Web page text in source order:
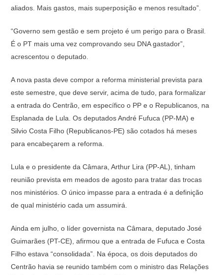
aliados. Mais gastos, mais superposição e menos resultado”.
“Governo sem gestão e sem projeto é um perigo para o Brasil.
É o PT mais uma vez comprovando seu DNA gastador”,
acrescentou o deputado.
A nova pasta deve compor a reforma ministerial prevista para
este semestre, que deve servir, acima de tudo, para formalizar
a entrada do Centrão, em específico o PP e o Republicanos, na
Esplanada de Lula. Os deputados André Fufuca (PP-MA) e
Silvio Costa Filho (Republicanos-PE) são cotados há meses
para encabeçarem a reforma.
Lula e o presidente da Câmara, Arthur Lira (PP-AL), tinham
reunião prevista em meados de agosto para tratar das trocas
nos ministérios. O único impasse para a entrada é a definição
de qual ministério cada um assumirá.
Ainda em julho, o líder governista na Câmara, deputado José
Guimarães (PT-CE), afirmou que a entrada de Fufuca e Costa
Filho estava “consolidada”. Na época, os dois deputados do
Centrão havia se reunido também com o ministro das Relações